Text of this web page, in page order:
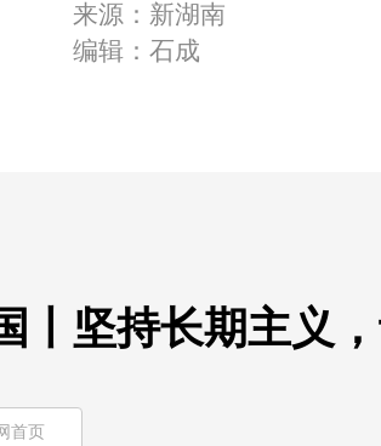
来源：新湖南
编辑：石成
丨坚持长期主义
首页